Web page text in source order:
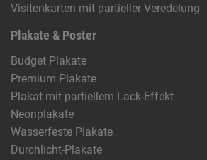
Visitenkarten mit partieller Veredelung
Plakate & Poster
Budget Plakate
Premium Plakate
Plakat mit partiellem Lack-Effekt
Neonplakate
Wasserfeste Plakate
Durchlicht-Plakate